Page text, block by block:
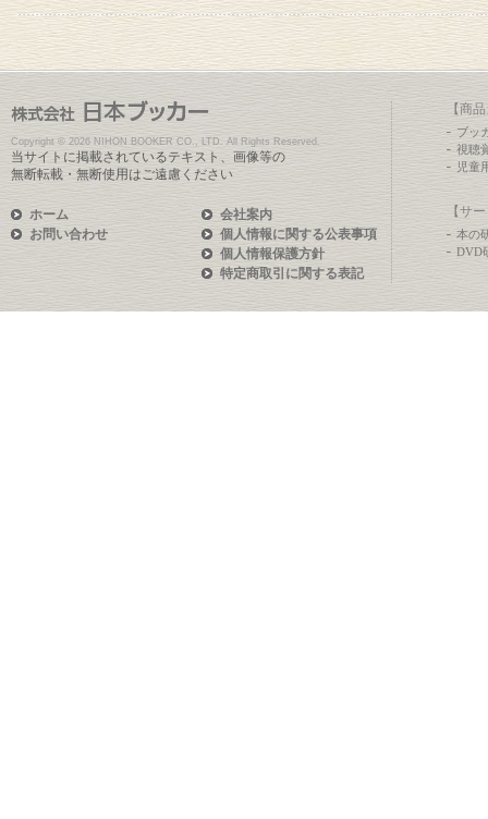
Copyright © 2026 NIHON BOOKER CO., LTD. All Rights Reserved.
当サイトに掲載されているテキスト、画像等の
無断転載・無断使用はご遠慮ください
ホーム
お問い合わせ
会社案内
個人情報に関する公表事項
個人情報保護方針
特定商取引に関する表記
【商
ブッ
視聴
児童
【サ
本の
DVD